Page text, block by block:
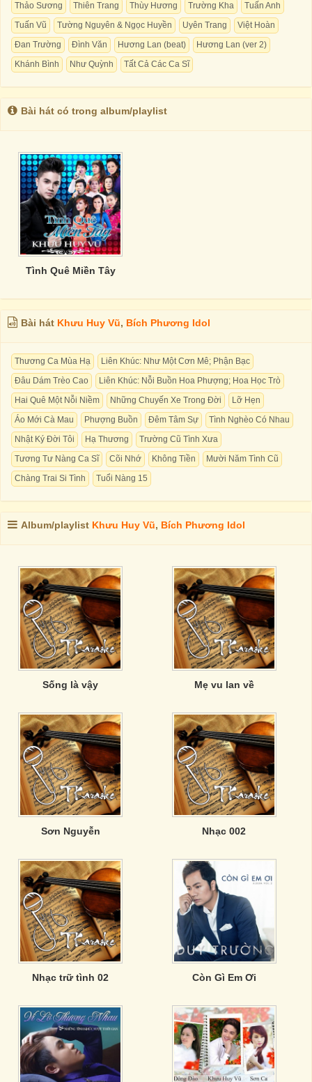
Thảo Sương
Thiên Trang Thùy Hương Trường Kha
Tuấn Anh
Tuấn Vũ
Tường Nguyên & Ngọc Huyền Uyên Trang
Việt Hoàn
Đan Trường
Đình Văn Hương Lan (beat)
Hương Lan (ver 2)
Khánh Bình
Như Quỳnh Tất Cả Các Ca Sĩ
Bài hát có trong album/playlist
Tình Quê Miền Tây
Bài hát Khưu Huy Vũ, Bích Phương Idol
Thương Ca Mùa Hạ
Liên Khúc: Như Một Cơn Mê; Phận Bạc
Đâu Dám Trèo Cao
Liên Khúc: Nỗi Buồn Hoa Phượng; Hoa Học Trò
Hai Quê Một Nỗi Niềm
Những Chuyến Xe Trong Đời
Lỡ Hẹn
Áo Mới Cà Mau
Phượng Buồn Đêm Tâm Sự
Tình Nghèo Có Nhau
Nhật Ký Đời Tôi
Hạ Thương
Trường Cũ Tình Xưa
Tương Tư Nàng Ca Sĩ
Cõi Nhớ Không Tiền
Mười Năm Tình Cũ
Chàng Trai Si Tình
Tuổi Nàng 15
Album/playlist Khưu Huy Vũ, Bích Phương Idol
Sống là vậy Mẹ vu lan về
Sơn Nguyễn Nhạc 002
Nhạc trữ tình 02 Còn Gì Em Ơi